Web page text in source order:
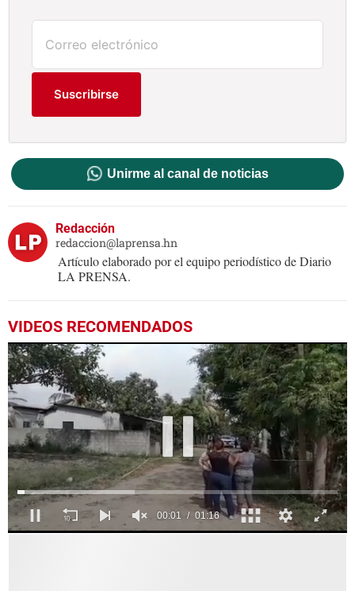
Suscribirse
Unirme al canal de noticias
Redacción
redaccion@laprensa.hn
Artículo elaborado por el equipo periodístico de Diario
LA PRENSA.
VIDEOS RECOMENDADOS